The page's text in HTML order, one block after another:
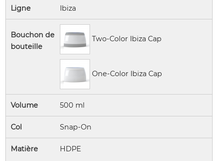
Ligne Ibiza
Bouchon de
bouteille
Two-Color Ibiza Cap
One-Color Ibiza Cap
Volume 500 ml
Col Snap-On
Matière HDPE